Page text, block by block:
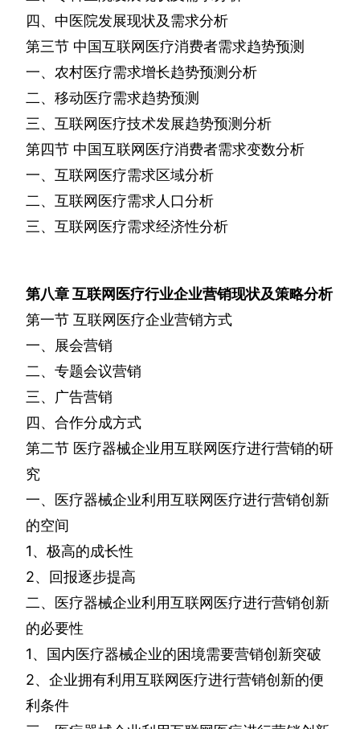
四、中医院发展现状及需求分析
第三节 中国互联网医疗消费者需求趋势预测
一、农村医疗需求增长趋势预测分析
二、移动医疗需求趋势预测
三、互联网医疗技术发展趋势预测分析
第四节 中国互联网医疗消费者需求变数分析
一、互联网医疗需求区域分析
二、互联网医疗需求人口分析
三、互联网医疗需求经济性分析
第八章互联网医疗行业企业营销现状及策略分析
第一节 互联网医疗企业营销方式
一、展会营销
二、专题会议营销
三、广告营销
四、合作分成方式
第二节 医疗器械企业用互联网医疗进行营销的研
究
一、医疗器械企业利用互联网医疗进行营销创新
的空间
1、极高的成长性
2、回报逐步提高
二、医疗器械企业利用互联网医疗进行营销创新
的必要性
1、国内医疗器械企业的困境需要营销创新突破
2、企业拥有利用互联网医疗进行营销创新的便
利条件